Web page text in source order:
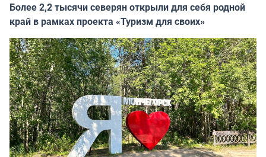
Более 2,2 тысячи северян открыли для себя родной
край в рамках проекта «Туризм для своих»